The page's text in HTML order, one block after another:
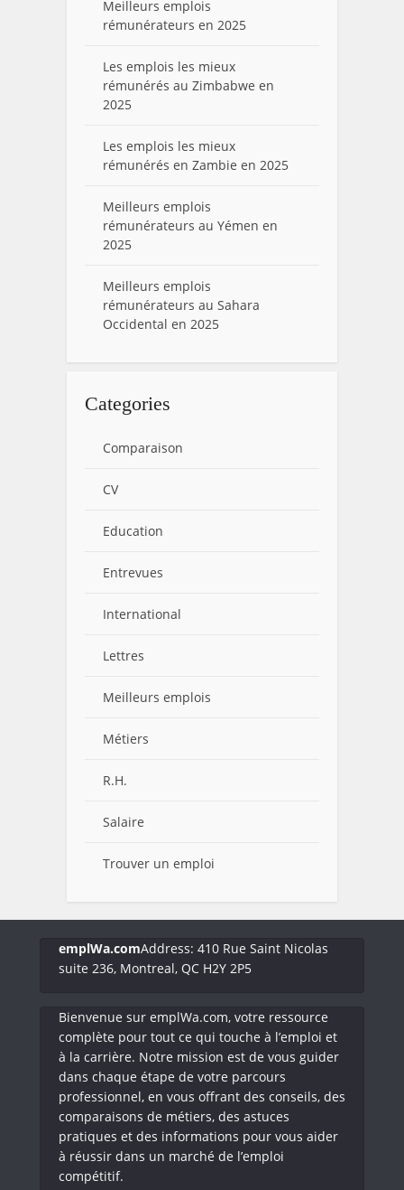
Meilleurs emplois
rémunérateurs en 2025
Les emplois les mieux
rémunérés au Zimbabwe en
2025
Les emplois les mieux
rémunérés en Zambie en 2025
Meilleurs emplois
rémunérateurs au Yémen en
2025
Meilleurs emplois
rémunérateurs au Sahara
Occidental en 2025
Categories
Comparaison
CV
Education
Entrevues
International
Lettres
Meilleurs emplois
Métiers
R.H.
Salaire
Trouver un emploi
emplWa.comAddress: 410 Rue Saint Nicolas
suite 236, Montreal, QC H2Y 2P5
Bienvenue sur emplWa.com, votre ressource
complète pour tout ce qui touche à l’emploi et
à la carrière. Notre mission est de vous guider
dans chaque étape de votre parcours
professionnel, en vous offrant des conseils, des
comparaisons de métiers, des astuces
pratiques et des informations pour vous aider
à réussir dans un marché de l’emploi
compétitif.